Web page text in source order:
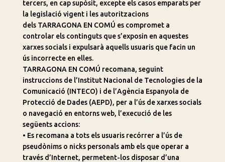
tercers, en cap supòsit, excepte els casos emparats per
la legislació vigent i les autoritzacions
dels TARRAGONA EN COMÚ es compromet a
controlar els continguts que s’exposin en aquestes
xarxes socials i expulsarà aquells usuaris que facin un
ús incorrecte en elles.
TARRAGONA EN COMÚ recomana, seguint
instruccions de l’Institut Nacional de Tecnologies de la
Comunicació (INTECO) i de l’Agència Espanyola de
Protecció de Dades (AEPD), per a l’ús de xarxes socials
o navegació en entorns web, l’execució de les
següents accions:
• Es recomana a tots els usuaris recórrer a l’ús de
pseudònims o nicks personals amb els que operar a
través d’Internet, permetent-los disposar d’una